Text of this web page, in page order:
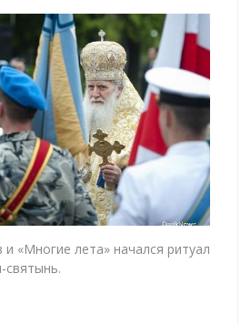
«Многие лета» начался ритуал
святынь.